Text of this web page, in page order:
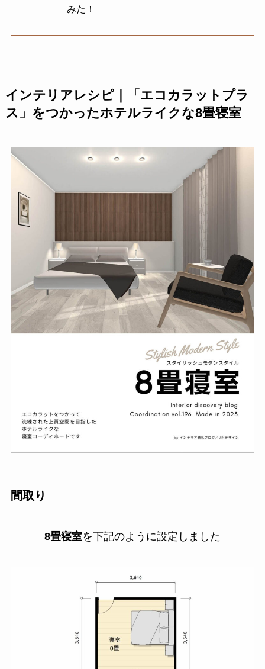
みた！
インテリアレシピ｜「エコカラットプラ
ス」をつかったホテルライクな8畳寝室
間取り
8畳寝室を下記のように設定しました